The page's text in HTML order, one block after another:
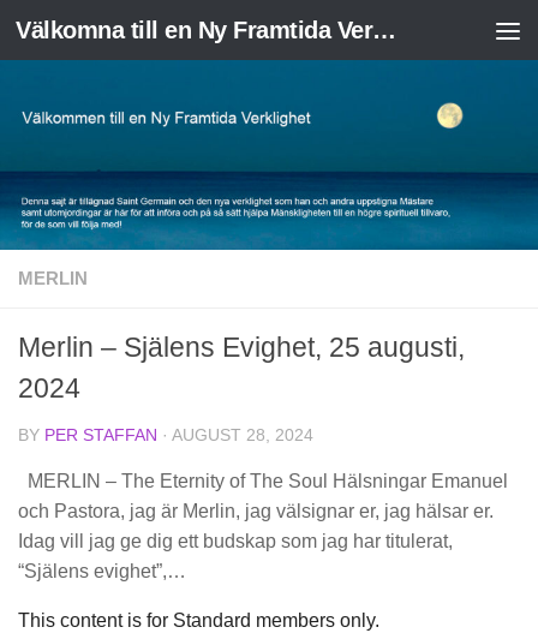
Skip to content Välkomna till en Ny Framtida Verklighet
MERLIN
Merlin – Själens Evighet, 25 augusti,
2024
BY PER STAFFAN · AUGUST 28, 2024
MERLIN – The Eternity of The Soul Hälsningar Emanuel
och Pastora, jag är Merlin, jag välsignar er, jag hälsar er.
Idag vill jag ge dig ett budskap som jag har titulerat,
“Själens evighet”,…
This content is for Standard members only.